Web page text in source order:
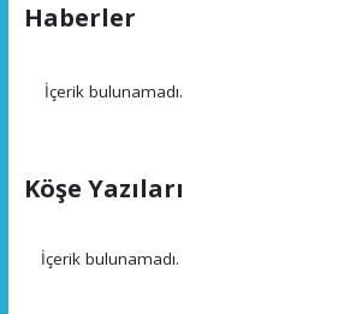
Haberler
İçerik bulunamadı.
Köşe Yazıları
İçerik bulunamadı.